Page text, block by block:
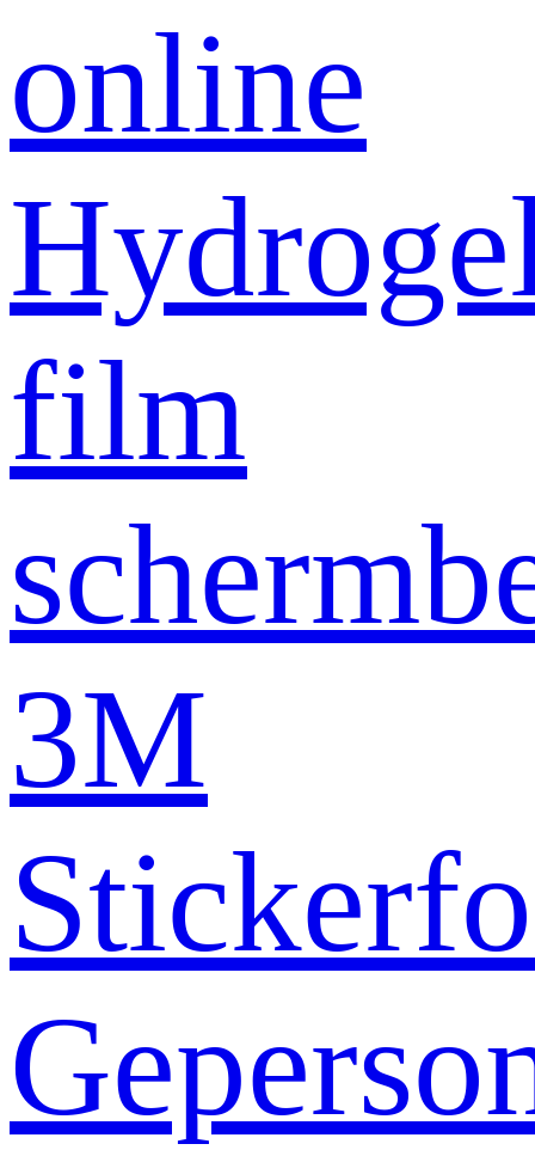
online
film
3M